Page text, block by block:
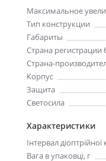
Максимальное
Тип конструкции
Габариты
Страна регистрации
Страна-
Корпус
Защита
Светосила
Характеристики
Інтервал діоптрійної
Вага в упаковці, г